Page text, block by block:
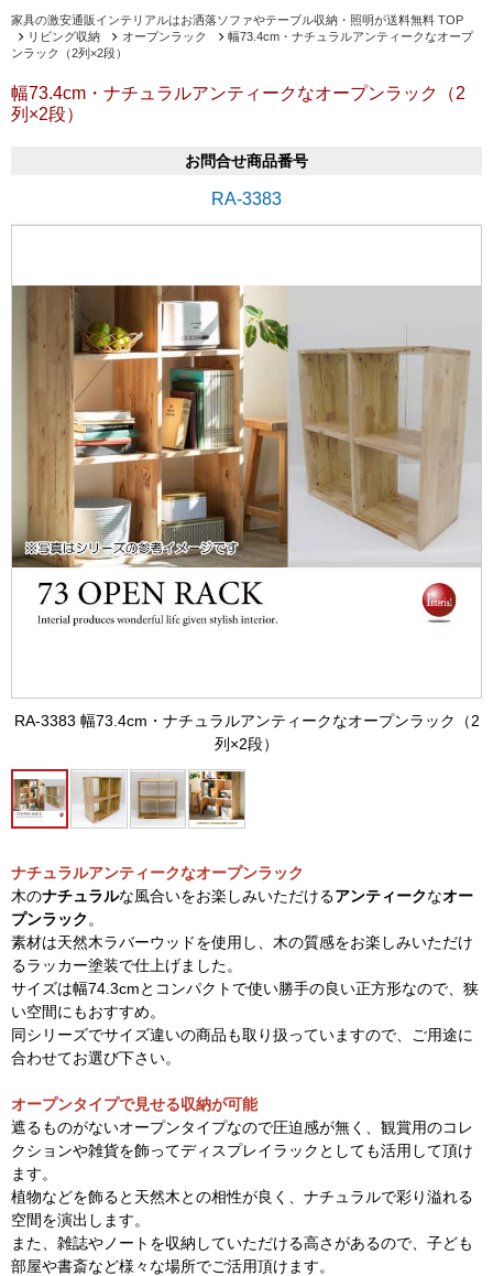
家具の激安通販インテリアルはお洒落ソファやテーブル収納・照明が送料無料 TOP
リビング収納
オープンラック
幅73.4cm・ナチュラルアンティークなオープ
ンラック（2列×2段）
幅73.4cm・ナチュラルアンティークなオープンラック（2
列×2段）
お問合せ商品番号
RA-3383
RA-3383 幅73.4cm・ナチュラルアンティークなオープンラック（2
列×2段）
ナチュラルアンティークなオープンラック
木のナチュラルな風合いをお楽しみいただけるアンティークなオー
プンラック 。
素材は天然木ラバーウッドを使用し、木の質感をお楽しみいただけ
るラッカー塗装で仕上げました。
サイズは幅74.3cmとコンパクトで使い勝手の良い正方形なので、狭
い空間にもおすすめ。
同シリーズでサイズ違いの商品も取り扱っていますので、ご用途に
合わせてお選び下さい。
オープンタイプで見せる収納が可能
遮るものがないオープンタイプなので圧迫感が無く、観賞用のコレ
クションや雑貨を飾ってディスプレイラックとしても活用して頂け
ます。
植物などを飾ると天然木との相性が良く、ナチュラルで彩り溢れる
空間を演出します。
また、雑誌やノートを収納していただける高さがあるので、子ども
部屋や書斎など様々な場所でご活用頂けます。